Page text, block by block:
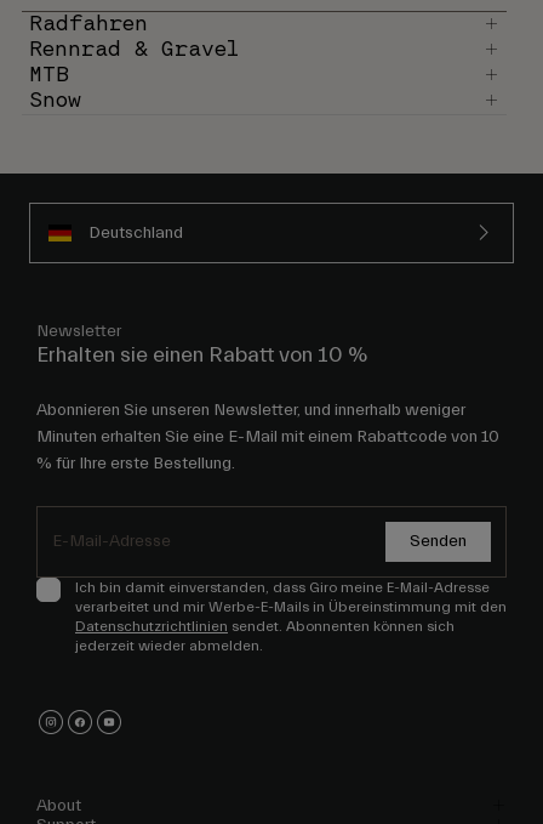
Radfahren
Rennrad & Gravel
MTB
Snow
Deutschland
Newsletter
Erhalten sie einen Rabatt von 10 %
Abonnieren Sie unseren Newsletter, und innerhalb weniger
Minuten erhalten Sie eine E-Mail mit einem Rabattcode von 10
% für Ihre erste Bestellung.
Senden
Ich bin damit einverstanden, dass Giro meine E-Mail-Adresse
verarbeitet und mir Werbe-E-Mails in Übereinstimmung mit den
Datenschutzrichtlinien sendet. Abonnenten können sich
jederzeit wieder abmelden.
About